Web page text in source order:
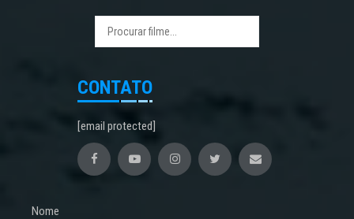
CONTATO
[email protected]
Nome